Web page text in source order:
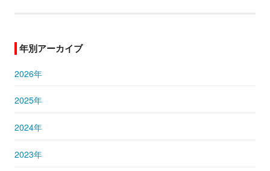
年別アーカイブ
2026年
2025年
2024年
2023年